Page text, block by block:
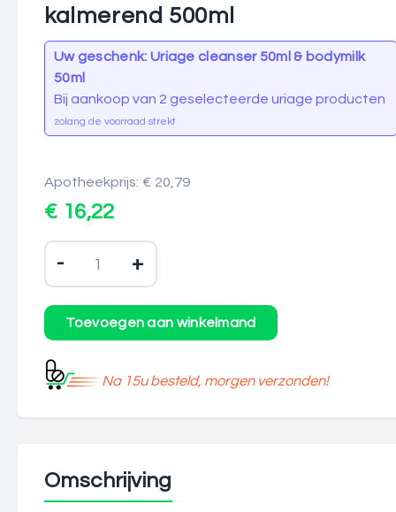
kalmerend 500ml
Uw geschenk: Uriage cleanser 50ml & bodymilk
50ml
Bij aankoop van 2 geselecteerde uriage producten
zolang de voorraad strekt
Apotheekprijs: € 20,79
€ 16,22
- +
Na 15u besteld, morgen verzonden!
Omschrijving